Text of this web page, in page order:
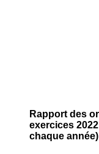
Rapport des
exercices
chaque année)